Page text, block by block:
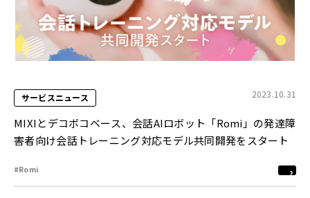
サービスニュース 2023.10.31
MIXIとデコボコベース、会話AIロボット「Romi」の発達障
害者向け会話トレーニング対応モデル共同開発をスタート
#Romi